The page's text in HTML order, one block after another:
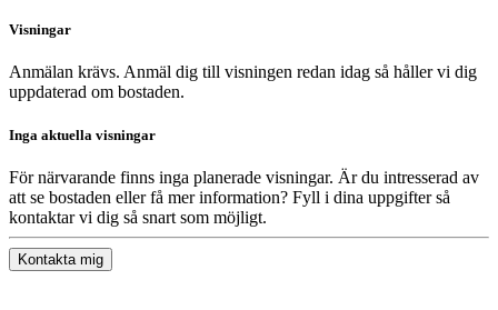
Visningar
Anmälan krävs. Anmäl dig till visningen redan idag så håller vi dig
uppdaterad om bostaden.
Inga aktuella visningar
För närvarande finns inga planerade visningar. Är du intresserad av
att se bostaden eller få mer information? Fyll i dina uppgifter så
kontaktar vi dig så snart som möjligt.
Kontakta mig